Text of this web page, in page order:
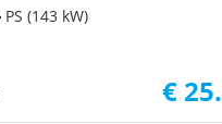
PS (143 kW)
€